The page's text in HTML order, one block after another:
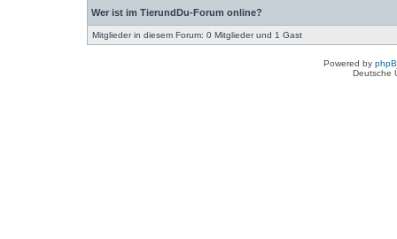
Wer ist im TierundDu-Forum online?
Mitglieder in diesem Forum: 0 Mitglieder und 1 Gast
Powered by
Deutsche